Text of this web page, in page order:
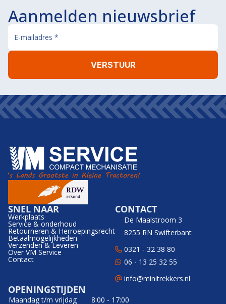
Aanmelden nieuwsbrief
SNEL NAAR
Werkplaats
Service & onderhoud
Retourneren & Herroepingsrecht
Betaalmogelijkheden
Verzenden & Leveren
Over VM Service
Contact
CONTACT
De Maalstroom 3
8255 RN Swifterbant
0321 - 32 38 80
06 - 13 25 32 55
info@minitrekkers.nl
OPENINGSTIJDEN
Maandag t/m vrijdag 8:00 - 17:00